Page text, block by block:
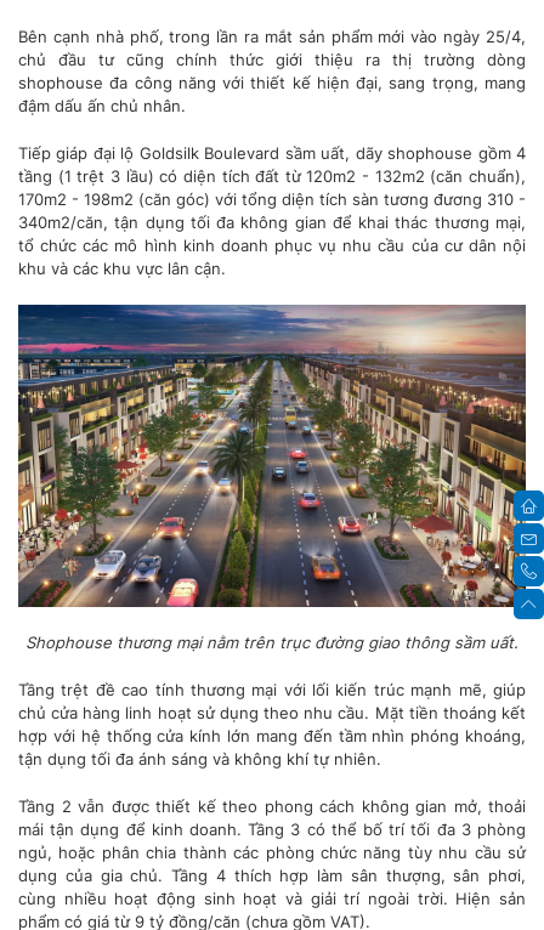
Bên cạnh nhà phố, trong lần ra mắt sản phẩm mới vào ngày 25/4,
chủ đầu tư cũng chính thức giới thiệu ra thị trường dòng
shophouse đa công năng với thiết kế hiện đại, sang trọng, mang
đậm dấu ấn chủ nhân.
Tiếp giáp đại lộ Goldsilk Boulevard sầm uất, dãy shophouse gồm 4
tầng (1 trệt 3 lầu) có diện tích đất từ 120m2 - 132m2 (căn chuẩn),
170m2 - 198m2 (căn góc) với tổng diện tích sàn tương đương 310 -
340m2/căn, tận dụng tối đa không gian để khai thác thương mại,
tổ chức các mô hình kinh doanh phục vụ nhu cầu của cư dân nội
khu và các khu vực lân cận.
Shophouse thương mại nằm trên trục đường giao thông sầm uất.
Tầng trệt đề cao tính thương mại với lối kiến trúc mạnh mẽ, giúp
chủ cửa hàng linh hoạt sử dụng theo nhu cầu. Mặt tiền thoáng kết
hợp với hệ thống cửa kính lớn mang đến tầm nhìn phóng khoáng,
tận dụng tối đa ánh sáng và không khí tự nhiên.
Tầng 2 vẫn được thiết kế theo phong cách không gian mở, thoải
mái tận dụng để kinh doanh. Tầng 3 có thể bố trí tối đa 3 phòng
ngủ, hoặc phân chia thành các phòng chức năng tùy nhu cầu sử
dụng của gia chủ. Tầng 4 thích hợp làm sân thượng, sân phơi,
cùng nhiều hoạt động sinh hoạt và giải trí ngoài trời. Hiện sản
phẩm có giá từ 9 tỷ đồng/căn (chưa gồm VAT).